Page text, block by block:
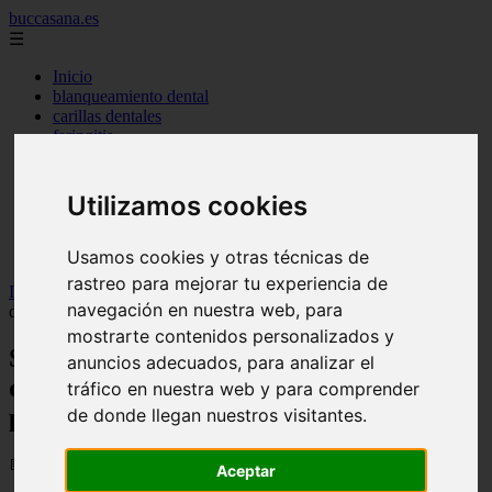
Utilizamos cookies
Usamos cookies y otras técnicas de
rastreo para mejorar tu experiencia de
navegación en nuestra web, para
mostrarte contenidos personalizados y
anuncios adecuados, para analizar el
tráfico en nuestra web y para comprender
de donde llegan nuestros visitantes.
Aceptar
buccasana.es
☰
Inicio
blanqueamiento dental
carillas dentales
faringitis
lengua blanca causas y remedios
mal aliento
tipos de brackets
Inicio
dientes > Sonrisa radiante: cepilla tus dientes después de
disfrutar dulces y manténla perfecta - Salud dental
Sonrisa radiante: cepilla tus dientes
después de disfrutar dulces y manténla
perfecta - Salud dental
📅 09/01/2024